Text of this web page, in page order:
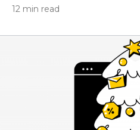
12 min read